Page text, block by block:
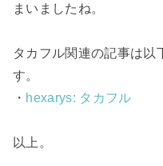
まいましたね。
タカフル関連の記事は以
す。
・ hexarys: タカフル
以上。